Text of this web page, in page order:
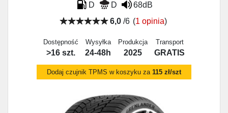
D D
68dB
6,0/6 (1 opinia)
Dostępność
>16 szt.
Wysyłka
24-48h
Produkcja
2025
Transport
GRATIS
Dodaj czujnik TPMS w koszyku za 115 zł/szt